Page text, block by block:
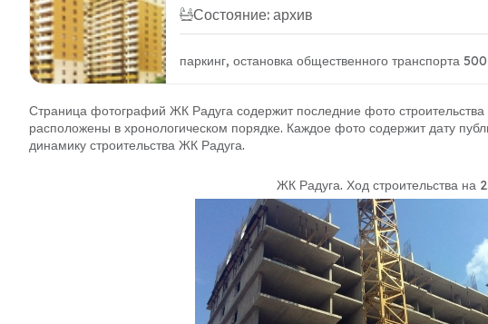
Состояние: архив
паркинг, остановка общественного транспорта
Страница фотографий ЖК Радуга содержит последние фото
расположены в хронологическом порядке. Каждое фото содержит дату
динамику строительства ЖК Радуга.
ЖК Радуга. Ход строительства на